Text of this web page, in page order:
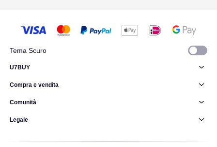
Tema Scuro
U7BUY
Compra e vendita
Comunità
Legale